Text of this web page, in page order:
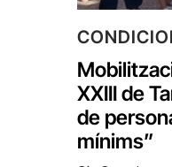
XXIII de
de
mínims”